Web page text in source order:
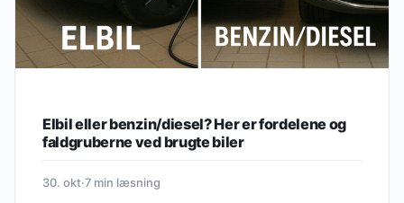
Elbil eller benzin/diesel? Her er fordelene og
faldgruberne ved brugte biler
30. okt·7 min læsning